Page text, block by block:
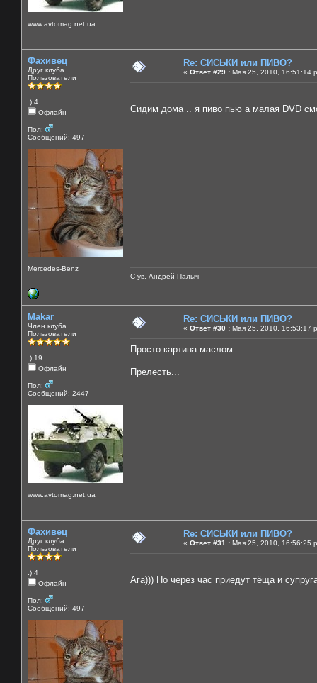
www.avtomag.net.ua
Фахивец
Друг клуба
Пользователи
:) 4
Офлайн
Пол:
Сообщений: 497
Mercedes-Benz
Re: СИСЬКИ или ПИВО?
« Ответ #29 : Мая 25, 2010, 16:51:14
Сидим дома .. я пиво пью а малая DVD
С ув. Андрей Палыч
Makar
Член клуба
Пользователи
:) 19
Офлайн
Пол:
Сообщений: 2447
www.avtomag.net.ua
Re: СИСЬКИ или ПИВО?
« Ответ #30 : Мая 25, 2010, 16:53:17
Просто картина маслом....
Прелесть...
Фахивец
Друг клуба
Пользователи
:) 4
Офлайн
Пол:
Сообщений: 497
Re: СИСЬКИ или ПИВО?
« Ответ #31 : Мая 25, 2010, 16:56:25
Ага))) Но через час приедут тёща и